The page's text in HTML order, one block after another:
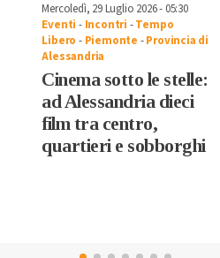
Mercoledì, 29 Luglio 2026 - 05:30
Eventi - Incontri -Tempo
Libero - Piemonte -Provincia di
Alessandria
Cinema sotto le stelle:
ad Alessandria dieci
film tra centro,
quartieri e sobborghi